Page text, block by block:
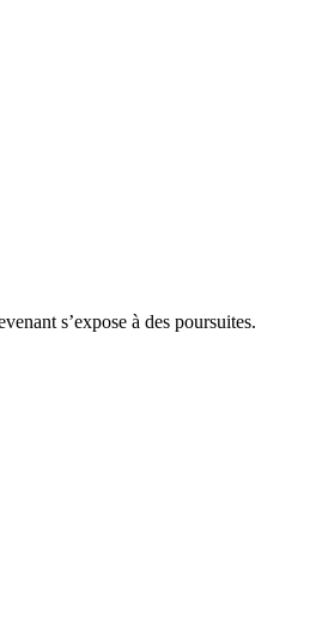
s’expose à des poursuites.